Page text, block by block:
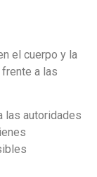
el cuerpo y la
a las
las autoridades